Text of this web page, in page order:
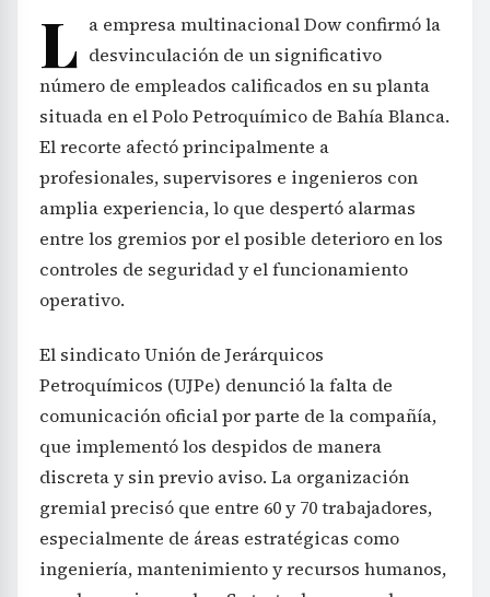
L a empresa multinacional Dow confirmó la
desvinculación de un significativo
número de empleados calificados en su planta
situada en el Polo Petroquímico de Bahía Blanca.
El recorte afectó principalmente a
profesionales, supervisores e ingenieros con
amplia experiencia, lo que despertó alarmas
entre los gremios por el posible deterioro en los
controles de seguridad y el funcionamiento
operativo.
El sindicato Unión de Jerárquicos
Petroquímicos (UJPe) denunció la falta de
comunicación oficial por parte de la compañía,
que implementó los despidos de manera
discreta y sin previo aviso. La organización
gremial precisó que entre 60 y 70 trabajadores,
especialmente de áreas estratégicas como
ingeniería, mantenimiento y recursos humanos,